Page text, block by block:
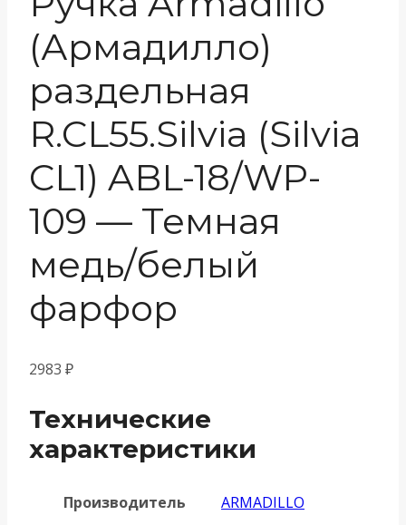
(Армадилло)
раздельная
R.CL55.Silvia (Silvia
CL1) ABL-18/WP-
109 — Темная
медь/белый
фарфор
2983 ₽
Технические
характеристики
Производитель ARMADILLO